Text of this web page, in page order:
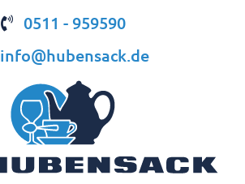
0511 - 959590
info@hubensack.de